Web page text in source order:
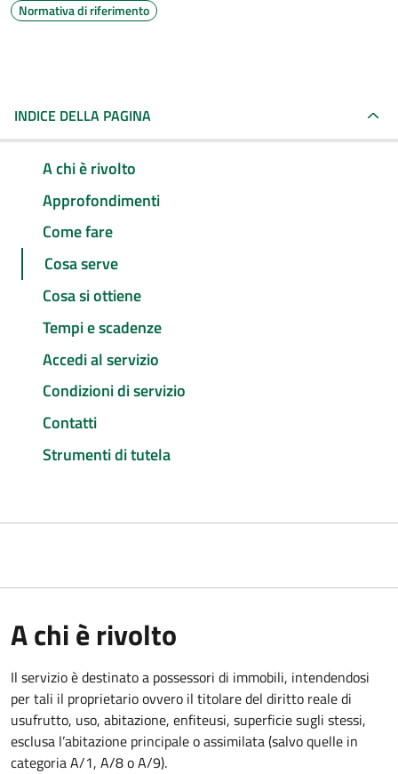
Normativa di riferimento
INDICE DELLA PAGINA
A chi è rivolto
Approfondimenti
Come fare
Cosa serve
Cosa si ottiene
Tempi e scadenze
Accedi al servizio
Condizioni di servizio
Contatti
Strumenti di tutela
A chi è rivolto
Il servizio è destinato a possessori di immobili, intendendosi
per tali il proprietario ovvero il titolare del diritto reale di
usufrutto, uso, abitazione, enfiteusi, superficie sugli stessi,
esclusa l’abitazione principale o assimilata (salvo quelle in
categoria A/1, A/8 o A/9).